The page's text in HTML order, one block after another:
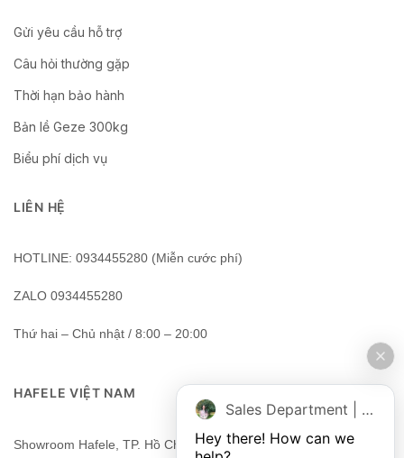
Gửi yêu cầu hỗ trợ
Câu hỏi thường gặp
Thời hạn bảo hành
Bản lề Geze 300kg
Biểu phí dịch vụ
LIÊN HỆ
HOTLINE: 0934455280 (Miễn cước phí)
ZALO 0934455280
Thứ hai – Chủ nhật / 8:00 – 20:00
HAFELE VIỆT NAM
Showroom Hafele, TP. Hồ Chí Minh, Việt Nam
Sales Department | Chat online
Hey there! How can we